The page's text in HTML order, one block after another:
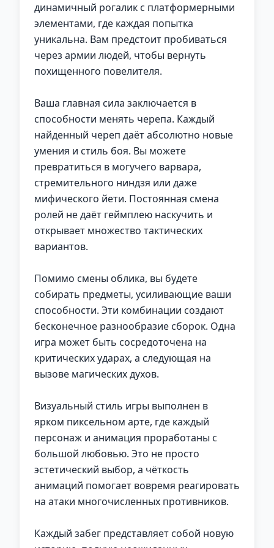
динамичный рогалик с платформерными
элементами, где каждая попытка
уникальна. Вам предстоит пробиваться
через армии людей, чтобы вернуть
похищенного повелителя.
Ваша главная сила заключается в
способности менять черепа. Каждый
найденный череп даёт абсолютно новые
умения и стиль боя. Вы можете
превратиться в могучего варвара,
стремительного ниндзя или даже
мифического йети. Постоянная смена
ролей не даёт геймплею наскучить и
открывает множество тактических
вариантов.
Помимо смены облика, вы будете
собирать предметы, усиливающие ваши
способности. Эти комбинации создают
бесконечное разнообразие сборок. Одна
игра может быть сосредоточена на
критических ударах, а следующая на
вызове магических духов.
Визуальный стиль игры выполнен в
ярком пиксельном арте, где каждый
персонаж и анимация проработаны с
большой любовью. Это не просто
эстетический выбор, а чёткость
анимаций помогает вовремя реагировать
на атаки многочисленных противников.
Каждый забег представляет собой новую